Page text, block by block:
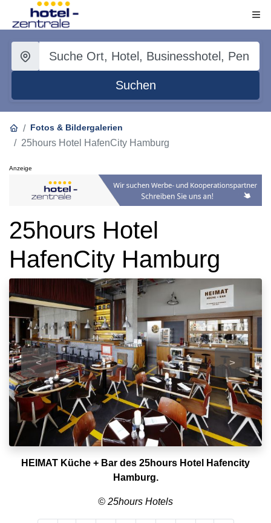
Suchen
Fotos & Bildergalerien
25hours Hotel HafenCity Hamburg
Anzeige
25hours Hotel
HafenCity Hamburg
< >
HEIMAT Küche + Bar des 25hours Hotel Hafencity
Hamburg.
© 25hours Hotels